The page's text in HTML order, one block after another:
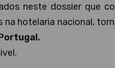
neste dossier que
hotelaria nacional,